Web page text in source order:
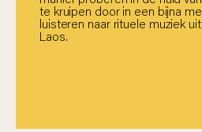
te kruipen door in een bijna
luisteren naar rituele muziek
Laos.